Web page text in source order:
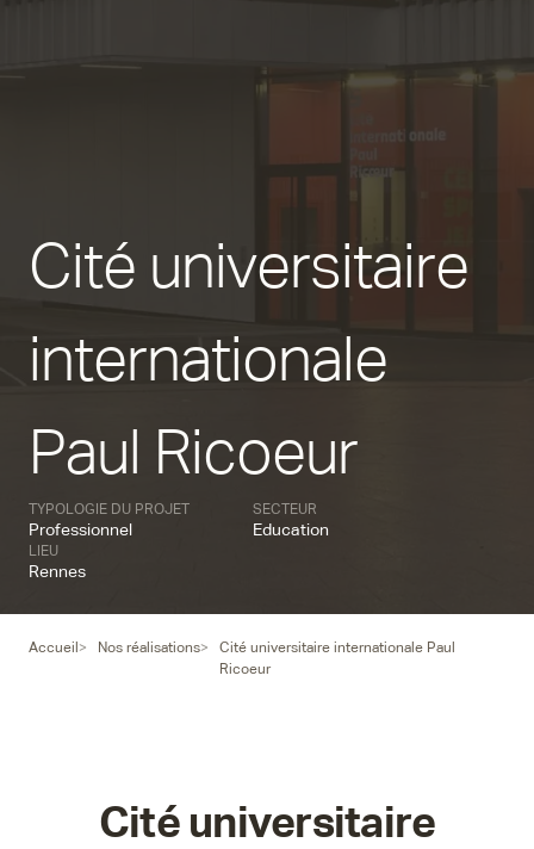
Cité universitaire
internationale
Paul Ricoeur
TYPOLOGIE DU PROJET
Professionnel
SECTEUR
Education
LIEU
Rennes
Accueil Nos réalisations
Cité universitaire internationale Paul
Ricoeur
Cité universitaire